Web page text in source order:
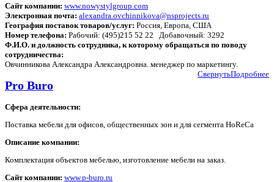
Сайт компании: www.nowystylgroup.com
Электронная почта: alexandra.ovchinnikova@nsprojects.ru
География поставок товаров/услуг: Россия, Европа, США
Номер телефона: Рабочий: (495)215 52 22 Добавочный: 3292
Ф.И.О. и должность сотрудника, к которому обращаться по поводу
сотрудничества:
Овчинникова Александра Александровна. менеджер по маркетингу.
Подробнее
Свернуть
Pro Buro
Сфера деятельности:
Поставка мебели для офисов, общественных зон и для сегмента HoReCa
Описание компании:
Комплектация объектов мебелью, изготовление мебели на заказ.
Сайт компании: www.p-buro.ru